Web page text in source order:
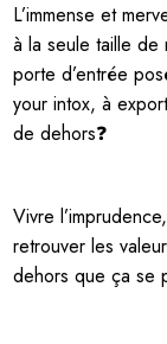
L’immense et
à la seule taille
porte d’entrée
your intox, à
de dehors❓
Vivre
retrouver les
dehors que ça se